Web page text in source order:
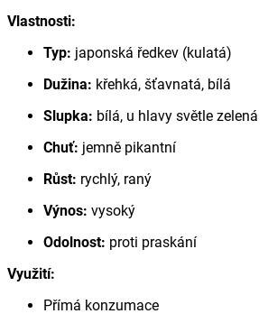
Vlastnosti:
Typ: japonská ředkev (kulatá)
Dužina: křehká, šťavnatá, bílá
Slupka: bílá, u hlavy světle zelená
Chuť: jemně pikantní
Růst: rychlý, raný
Výnos: vysoký
Odolnost: proti praskání
Využití:
Přímá konzumace